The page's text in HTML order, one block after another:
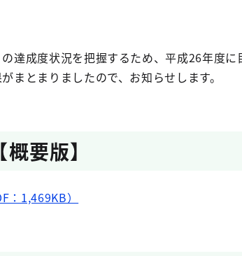
達成度状況を把握するため、平成26年度に
まとまりましたので、お知らせします。
要版】
：1,469KB）